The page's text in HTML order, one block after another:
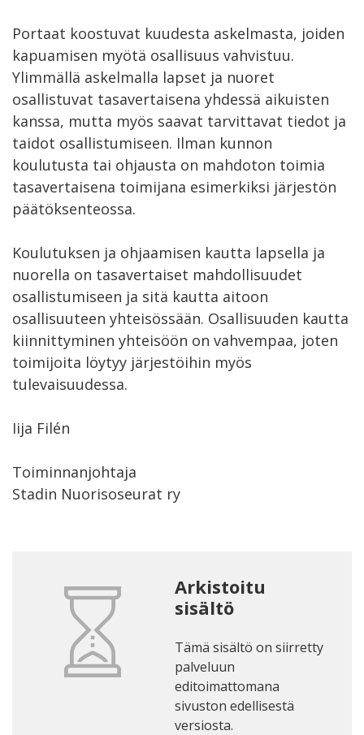
Portaat koostuvat kuudesta askelmasta, joiden
kapuamisen myötä osallisuus vahvistuu.
Ylimmällä askelmalla lapset ja nuoret
osallistuvat tasavertaisena yhdessä aikuisten
kanssa, mutta myös saavat tarvittavat tiedot ja
taidot osallistumiseen. Ilman kunnon
koulutusta tai ohjausta on mahdoton toimia
tasavertaisena toimijana esimerkiksi järjestön
päätöksenteossa.
Koulutuksen ja ohjaamisen kautta lapsella ja
nuorella on tasavertaiset mahdollisuudet
osallistumiseen ja sitä kautta aitoon
osallisuuteen yhteisössään. Osallisuuden kautta
kiinnittyminen yhteisöön on vahvempaa, joten
toimijoita löytyy järjestöihin myös
tulevaisuudessa.
Iija Filén
Toiminnanjohtaja
Stadin Nuorisoseurat ry
Arkistoitu
sisältö
Tämä sisältö on siirretty
palveluun
editoimattomana
sivuston edellisestä
versiosta.